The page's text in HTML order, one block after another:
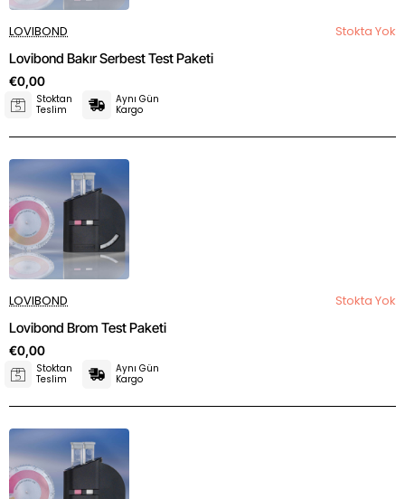
LOVIBOND
Stokta Yok
Lovibond Bakır Serbest Test Paketi
€0,00
Stoktan
Teslim
Aynı Gün
Kargo
LOVIBOND
Stokta Yok
Lovibond Brom Test Paketi
€0,00
Stoktan
Teslim
Aynı Gün
Kargo